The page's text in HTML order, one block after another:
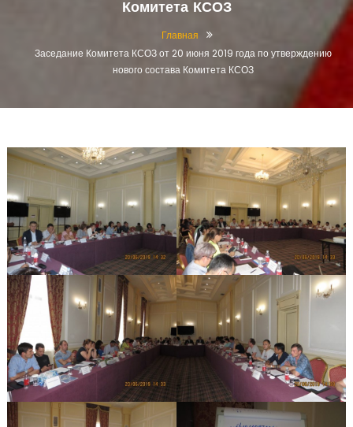
Комитета КСОЗ
Главная
Заседание Комитета КСОЗ от 20 июня 2019 года по утверждению
нового состава Комитета КСОЗ